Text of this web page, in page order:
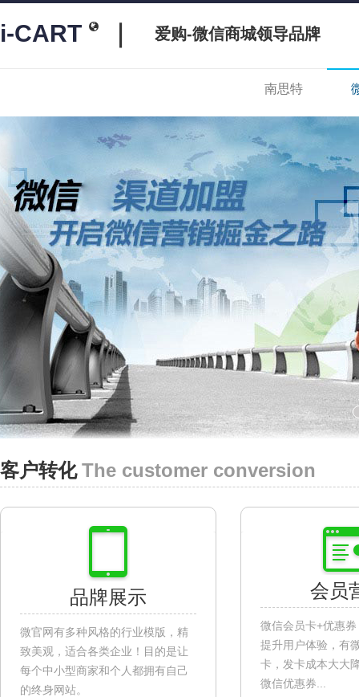
i-CART 爱购-微信商城领导品牌
南思特
客户转化The customer conversion
品牌展示
微官网有多种风格的行业模版，精
致美观，适合各类企业！目的是让
每个中小型商家和个人都拥有自己
的终身网站。
会员
微信会员卡+优惠
提升用户体验，有
卡，发卡成本大大
微信优惠券...